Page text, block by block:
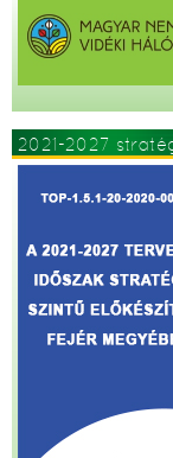
2021-2027